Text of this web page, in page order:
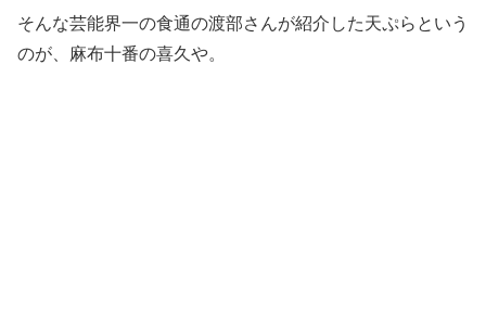
そんな芸能界一の食通の渡部さんが紹介した天ぷらという
のが、麻布十番の喜久や。